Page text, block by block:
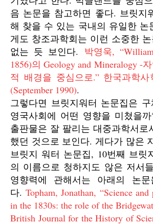
음 논문을 참고하면 좋다. 브릿지
해 찾을 수 있는 국내의 유일한 논
게도 창조과학회는 이런 소중한
없는 듯 보인다. 박영욱,
1856)의 Geology and Mineralogy -
적 배경을 중심으로.” 한국과학
(September 1990).
그렇다면 브릿지워터 논문집은
영국사회에 어떤 영향을 미쳤을
출판물은 잘 팔리는 대중과학서로
했던 것으로 보인다. 게다가 많은
브릿지 워터 논문집, 10번째 브릿
의 이름으로 청하지도 않은 저서
영향력에 관해서는 아래의 논
다.Topham, Jonathan, “Science
in the 1830s: the role of the
British Journal for the History of